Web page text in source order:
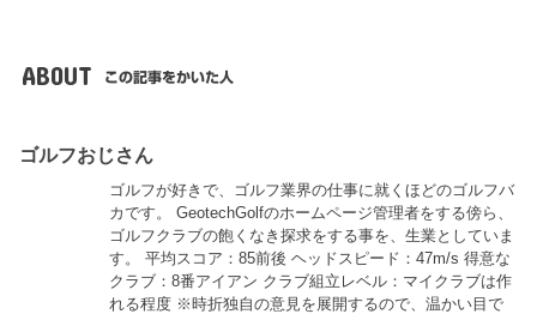
ABOUT この記事をかいた人
ゴルフおじさん
ゴルフが好きで、ゴルフ業界の仕事に就くほどのゴルフバ
カです。 GeotechGolfのホームページ管理者をする傍ら、
ゴルフクラブの飽くなき探求をする事を、生業としていま
す。 平均スコア：85前後 ヘッドスピード：47m/s 得意な
クラブ：8番アイアン クラブ組立レベル：マイクラブは作
れる程度 ※時折独自の意見を展開するので、温かい目で